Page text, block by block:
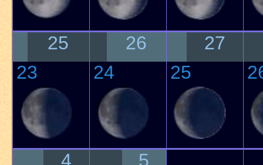
25
23
26
24
27
25
4
5